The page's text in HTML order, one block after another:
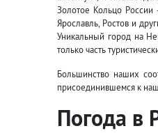
Золотое Кольцо России
Ярославль, Ростов и
Уникальный город на
только часть
Большинство наших
присоединившемся к
Погода в